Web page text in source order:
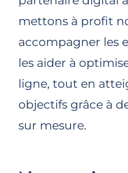
mettons à profit
accompagner les
les aider à
ligne, tout en
objectifs grâce à
sur mesure.